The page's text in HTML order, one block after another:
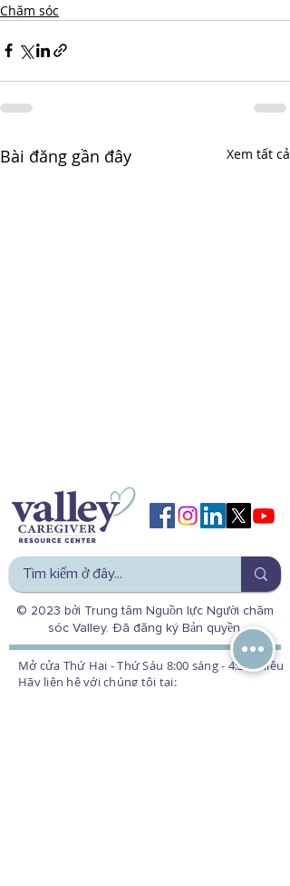
Chăm sóc
Bài đăng gần đây Xem tất cả
Tiêu điểm người chăm sóc gia
đình CRC - Laura
© 2023 bởi Trung tâm Nguồn lực Người chăm
sóc Valley. Đã đăng ký Bản quyền.
Mở cửa Thứ Hai - Thứ Sáu 8:00 sáng - 4:30 chiều
Hãy liên hệ với chúng tôi tại: